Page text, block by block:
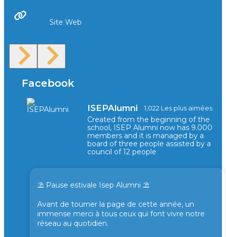
Site Web
Facebook
ISEPAlumni 1,022 Les plus aimées
Created from the beginning of the
school, ISEP Alumni now has 9.000
members and it is managed by a
board of three people assisted by a
council of 12 people
⛱️ Pause estivale Isep Alumni ⛱️
Avant de tourner la page de cette année, un
immense merci à tous ceux qui font vivre notre
réseau au quotidien.